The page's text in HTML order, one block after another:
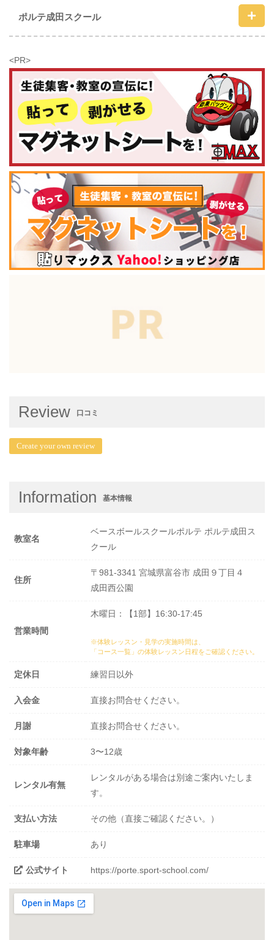
ポルテ成田スクール
<PR>
Review 口コミ
Create your own review
Information 基本情報
教室名
ベースボールスクールポルテ ポルテ成田ス
クール
住所
〒981-3341 宮城県富谷市 成田９丁目４
成田西公園
営業時間
木曜日：【1部】16:30-17:45
※体験レッスン・見学の実施時間は、
「コース一覧」の体験レッスン日程をご確認ください。
定休日 練習日以外
入会金 直接お問合せください。
月謝 直接お問合せください。
対象年齢 3〜12歳
レンタル有無
レンタルがある場合は別途ご案内いたしま
す。
支払い方法 その他（直接ご確認ください。）
駐車場 あり
公式サイト https://porte.sport-school.com/